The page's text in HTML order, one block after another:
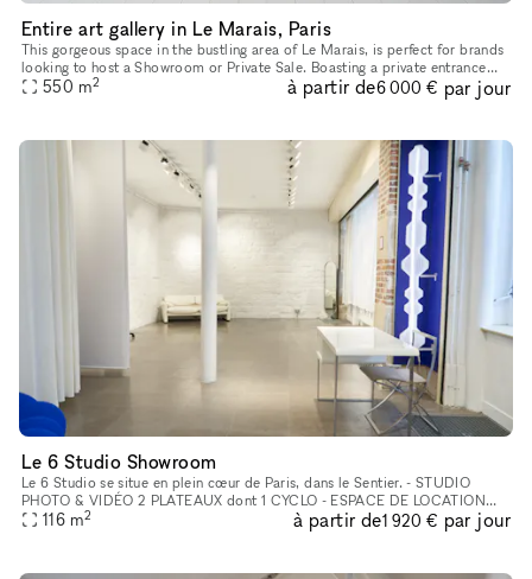
Entire art gallery in Le Marais, Paris
This gorgeous space in the bustling area of Le Marais, is perfect for brands
looking to host a Showroom or Private Sale. Boasting a private entrance
that creates a well-lit ambiance. With a trendy m
550 m2 à partir de6 000 € par jour
Le 6 Studio Showroom
Le 6 Studio se situe en plein cœur de Paris, dans le Sentier. - STUDIO
PHOTO & VIDÉO 2 PLATEAUX dont 1 CYCLO - ESPACE DE LOCATION
POUR SHOWROOMS / EXPOSITIONS / CASTINGS
116 m2 à partir de1 920 € par jour